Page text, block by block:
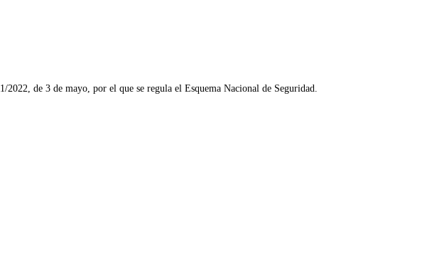
de 3 de mayo, por el que se regula el Esquema Nacional de Seguridad.